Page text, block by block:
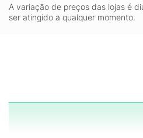
A variação de preços das lojas é
ser atingido a qualquer momento.